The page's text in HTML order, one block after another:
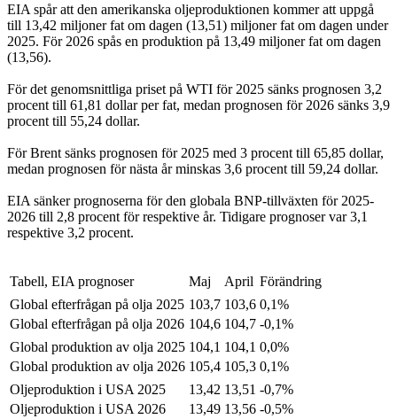
EIA spår att den amerikanska oljeproduktionen kommer att uppgå
till 13,42 miljoner fat om dagen (13,51) miljoner fat om dagen under
2025. För 2026 spås en produktion på 13,49 miljoner fat om dagen
(13,56).
För det genomsnittliga priset på WTI för 2025 sänks prognosen 3,2
procent till 61,81 dollar per fat, medan prognosen för 2026 sänks 3,9
procent till 55,24 dollar.
För Brent sänks prognosen för 2025 med 3 procent till 65,85 dollar,
medan prognosen för nästa år minskas 3,6 procent till 59,24 dollar.
EIA sänker prognoserna för den globala BNP-tillväxten för 2025-
2026 till 2,8 procent för respektive år. Tidigare prognoser var 3,1
respektive 3,2 procent.
Tabell, EIA prognoser Maj April Förändring
Global efterfrågan på olja 2025 103,7 103,6 0,1%
Global efterfrågan på olja 2026 104,6 104,7 -0,1%
Global produktion av olja 2025 104,1 104,1 0,0%
Global produktion av olja 2026 105,4 105,3 0,1%
Oljeproduktion i USA 2025
13,42 13,51 -0,7%
Oljeproduktion i USA 2026
13,49 13,56 -0,5%